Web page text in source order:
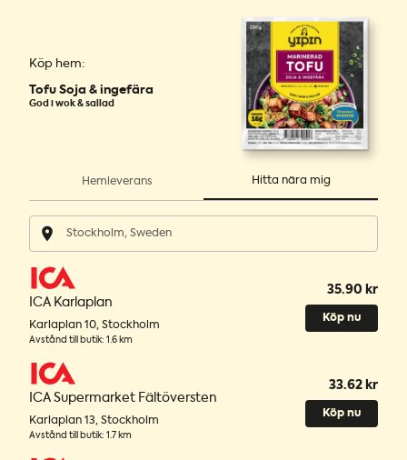
Köp hem:
Tofu Soja & ingefära
God i wok & sallad
Hemleverans Hitta nära mig
ICA Karlaplan
Karlaplan 10, Stockholm
Avstånd till butik: 1.6 km
35.90 kr
Köp nu
ICA Supermarket Fältöversten
Karlaplan 13, Stockholm
Avstånd till butik: 1.7 km
33.62 kr
Köp nu